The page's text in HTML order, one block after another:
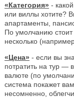
«Категория» -
или виллы хотите?
апартаменты,
По умолчанию
несколько
«Цена» - если вы
потратить на тур —
валюте (по
система покажет
несомненно,